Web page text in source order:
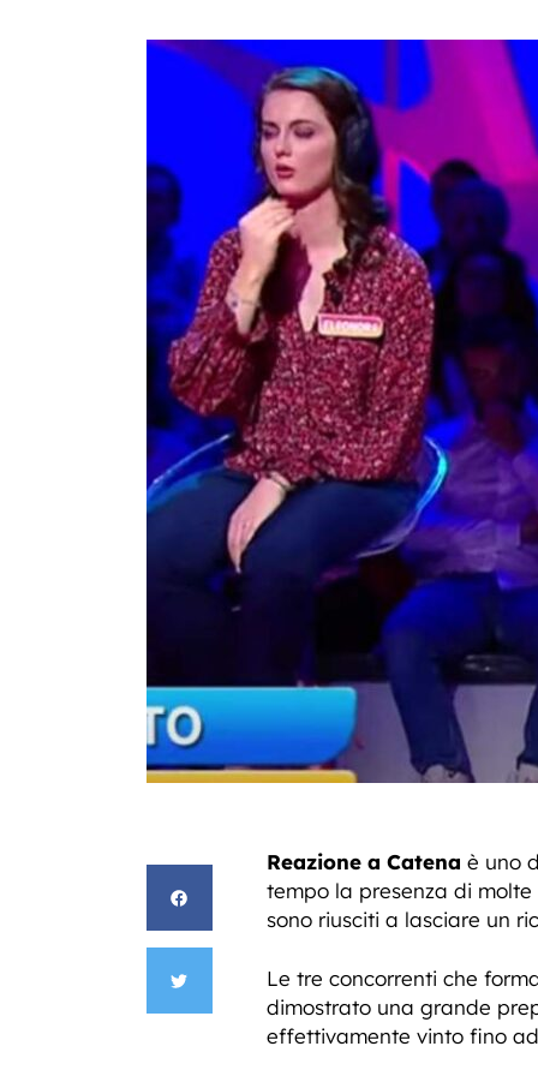
Reazione a Catena è uno
tempo la presenza di
sono riusciti a lasciare un
Le tre concorrenti che
dimostrato una grande
effettivamente vinto fino